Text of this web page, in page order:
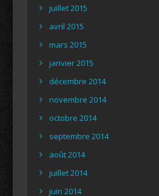
juillet 2015
avril 2015
mars 2015
janvier 2015
décembre 2014
novembre 2014
octobre 2014
septembre 2014
août 2014
juillet 2014
juin 2014